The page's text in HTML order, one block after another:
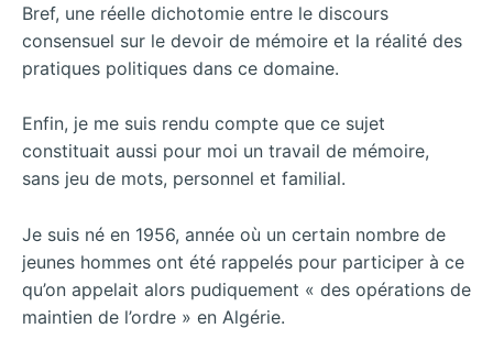
Bref, une réelle dichotomie entre le discours
consensuel sur le devoir de mémoire et la réalité des
pratiques politiques dans ce domaine.
Enfin, je me suis rendu compte que ce sujet
constituait aussi pour moi un travail de mémoire,
sans jeu de mots, personnel et familial.
Je suis né en 1956, année où un certain nombre de
jeunes hommes ont été rappelés pour participer à ce
qu’on appelait alors pudiquement « des opérations de
maintien de l’ordre » en Algérie.